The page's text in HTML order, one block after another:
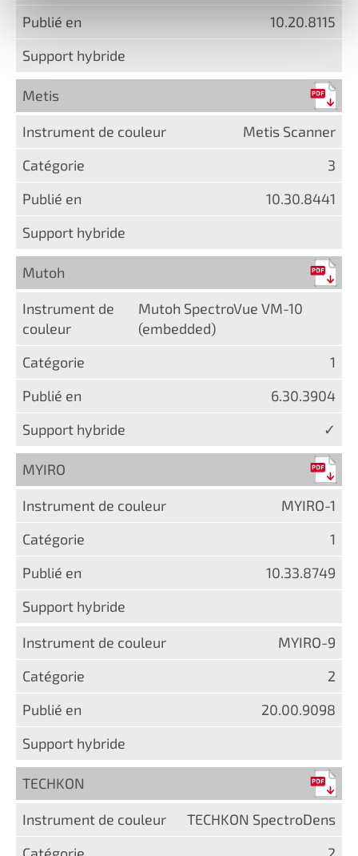
10.20.8115
Metis
Metis Scanner
3
10.30.8441
Mutoh
Mutoh SpectroVue VM-10
(embedded)
1
6.30.3904
✓
MYIRO
MYIRO-1
1
10.33.8749
MYIRO-9
2
20.00.9098
TECHKON
TECHKON SpectroDens